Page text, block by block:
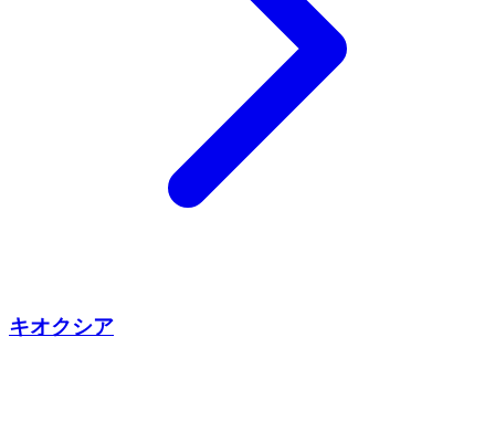
キオクシア